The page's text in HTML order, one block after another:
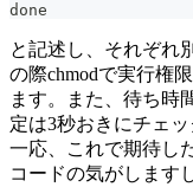
done
と記述し、それぞれ
の際chmodで実行権
ます。また、待ち時
定は3秒おきにチェッ
一応、これで期待し
コードの気がします